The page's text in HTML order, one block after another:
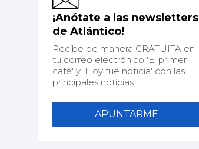
¡Anótate a las newsletters
de Atlántico!
Recibe de manera GRATUITA en
tu correo electrónico 'El primer
café' y 'Hoy fue noticia' con las
principales noticias.
APUNTARME